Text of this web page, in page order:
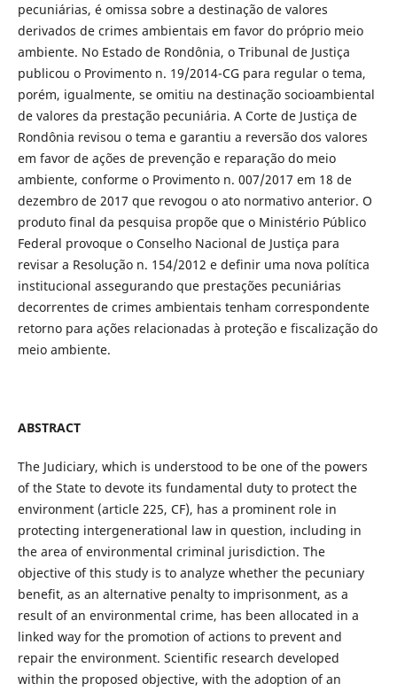
pecuniárias, é omissa sobre a destinação de valores
derivados de crimes ambientais em favor do próprio meio
ambiente. No Estado de Rondônia, o Tribunal de Justiça
publicou o Provimento n. 19/2014-CG para regular o tema,
porém, igualmente, se omitiu na destinação socioambiental
de valores da prestação pecuniária. A Corte de Justiça de
Rondônia revisou o tema e garantiu a reversão dos valores
em favor de ações de prevenção e reparação do meio
ambiente, conforme o Provimento n. 007/2017 em 18 de
dezembro de 2017 que revogou o ato normativo anterior. O
produto final da pesquisa propõe que o Ministério Público
Federal provoque o Conselho Nacional de Justiça para
revisar a Resolução n. 154/2012 e definir uma nova política
institucional assegurando que prestações pecuniárias
decorrentes de crimes ambientais tenham correspondente
retorno para ações relacionadas à proteção e fiscalização do
meio ambiente.
ABSTRACT
The Judiciary, which is understood to be one of the powers
of the State to devote its fundamental duty to protect the
environment (article 225, CF), has a prominent role in
protecting intergenerational law in question, including in
the area of environmental criminal jurisdiction. The
objective of this study is to analyze whether the pecuniary
benefit, as an alternative penalty to imprisonment, as a
result of an environmental crime, has been allocated in a
linked way for the promotion of actions to prevent and
repair the environment. Scientific research developed
within the proposed objective, with the adoption of an